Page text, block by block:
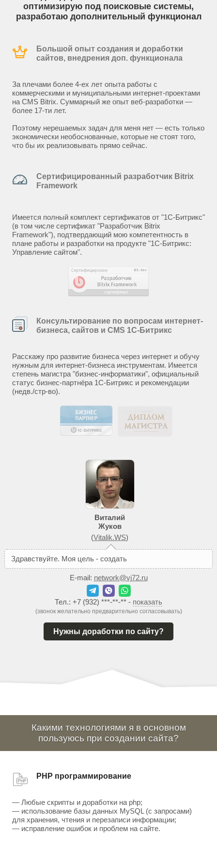
оптимизирую под поисковые системы,
разработаю дополнительный функционал
Большой опыт создания и доработки
сайтов, внедрения доп. функционала
За плечами более 4-ех лет опыта работы с
коммерческими и муниципальными интернет-проектами
на CMS Bitrix. Суммарный же опыт веб-разработки —
более 17-ти лет.
Поэтому нерешаемых задач для меня нет — есть только
экономически необоснованные, которые не стоят того,
что бы их реализовывать прямо сейчас.
Сертифицированный разработчик Bitrix
Framework
Имеется полный комплект сертификатов от "1С-Битрикс"
(в том числе сертификат "Разработчик Bitrix
Framework"), подтвердающий мою компетентность в
плане работы и разработки на продукте "1С-Битрикс:
Управление сайтом".
Консультирование по вопросам интернет-
бизнеса, сайтов и CMS 1С-Битрикс
Расскажу про развитие бизнеса через интернет и обучу
нужным для интернет-бизнеса инструментам. Имеется
степень магистра "бизнес-информатики", официальный
статус бизнес-партнёра 1С-Битрикс и рекомендации
(недв./стр-во).
Виталий
Жуков
(Vitalik.WS)
Здравствуйте. Моя цель - создать
E-mail: network@vj72.ru
Тел.: +7 (932) ***-**-** - показать
(звонок желательно предварительно согласовывать)
Нужны доработки по сайту?
Какими технологиями я в основном
пользуюсь при создании сайта?
PHP программирование
— Любые скрипты и доработки на php;
— использование базы данных MySQL (с запросами)
для хранения, чтения и перезаписи информации;
— исправление ошибок и проблем на сайте.